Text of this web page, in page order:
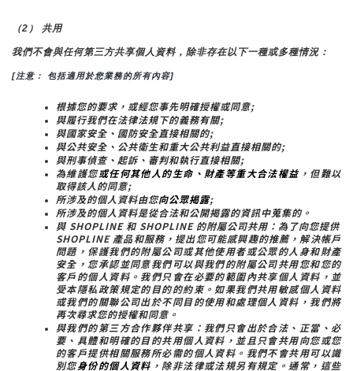
（2） 共用
我們不會與任何第三方共享個人資料，除非存在以下一種或多種情況：
[注意： 包括適用於您業務的所有內容]
根據您的要求，或經您事先明確授權或同意;
與履行我們在法律法規下的義務有關;
與國家安全、國防安全直接相關的;
與公共安全、公共衛生和重大公共利益直接相關的;
與刑事偵查、起訴、審判和執行直接相關;
為維護您或任何其他人的生命、財產等重大合法權益，但難以
取得該人的同意;
所涉及的個人資料由您向公眾揭露;
所涉及的個人資料是從合法和公開揭露的資訊中蒐集的。
與 SHOPLINE 和 SHOPLINE 的附屬公司共用：為了向您提供
SHOPLINE 產品和服務，提出您可能感興趣的推薦，解決帳戶
問題，保護我們的附屬公司或其他使用者或公眾的人身和財產
安全，您承認並同意我們可以與我們的附屬公司共用您和您的
客戶的個人資料。我們只會在必要的範圍內共享個人資料，並
受本隱私政策規定的目的的約束。如果我們共用敏感個人資料
或我們的關聯公司出於不同目的使用和處理個人資料，我們將
再次尋求您的授權和同意。
與我們的第三方合作夥伴共享：我們只會出於合法、正當、必
要、具體和明確的目的共用個人資料，並且只會共用向您或您
的客戶提供相關服務所必需的個人資料。我們不會共用可以識
別您身份的個人資料 ，除非法律或法規另有規定。通常，這些